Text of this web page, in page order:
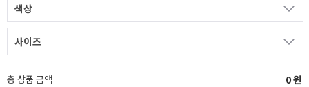
색상
사이즈
총 상품 금액 0원